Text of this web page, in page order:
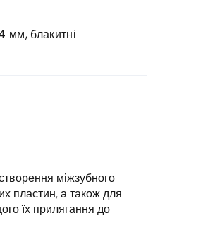
мм, блакитні
міжзубного
пластин, а також для
їх прилягання до